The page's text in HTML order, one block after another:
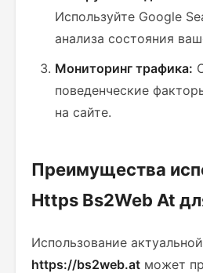
Используйте Google
анализа состояния
Мониторинг трафика:
поведенческие
на сайте.
Преимущества
Https Bs2Web At
Использование
https://bs2web.at может